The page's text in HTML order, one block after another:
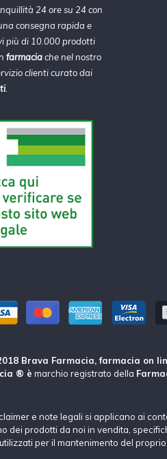
24 ore su 24 con
consegna rapida e
più di 10.000 prodotti
farmaciache nel nostro
clienti curato dai
Brava Farmacia, farmacia on
® è marchio registrato della
e note legali si applicano ai
dei prodotti da noi in vendita,
per il mantenimento del